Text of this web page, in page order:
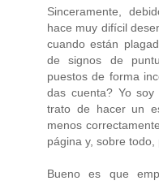
Sinceramente,
hace muy difícil
cuando están
de signos de
puestos de forma
das cuenta? Yo
trato de hacer un
menos
página y, sobre
Bueno es que